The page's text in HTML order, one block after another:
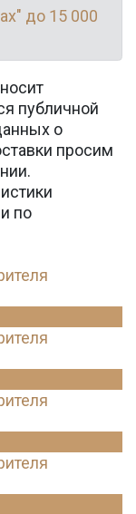
до 15 000
публичной
о
просим
по